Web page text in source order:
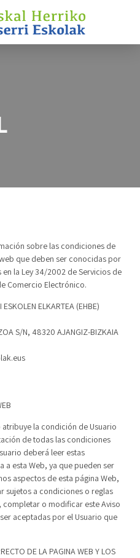
sobre las condiciones de
que deben ser conocidas por
la Ley 34/2002 de Servicios de
Comercio Electrónico.
ELKARTEA (EHBE)
S/N, 48320 AJANGIZ-BIZKAIA
la condición de Usuario
de todas las condiciones
deberá leer estas
a esta Web, ya que pueden ser
aspectos de esta página Web,
sujetos a condiciones o reglas
o modificar este Aviso
aceptadas por el Usuario que
DE LA PAGINA WEB Y LOS